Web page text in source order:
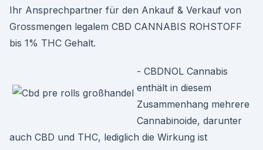
Ihr Ansprechpartner für den Ankauf & Verkauf von
Grossmengen legalem CBD CANNABIS ROHSTOFF
bis 1% THC Gehalt.
- CBDNOL Cannabis
enthält in diesem
Zusammenhang mehrere
Cannabinoide, darunter
auch CBD und THC, lediglich die Wirkung ist